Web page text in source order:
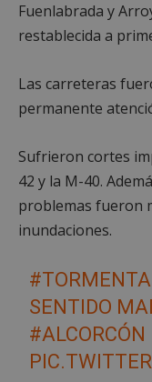
Fuenlabrada y
restablecida a
Las carreteras
permanente
Sufrieron cortes
42 y la M-40.
problemas fueron
inundaciones.
#TORMENTA
SENTIDO
#ALCORCÓN